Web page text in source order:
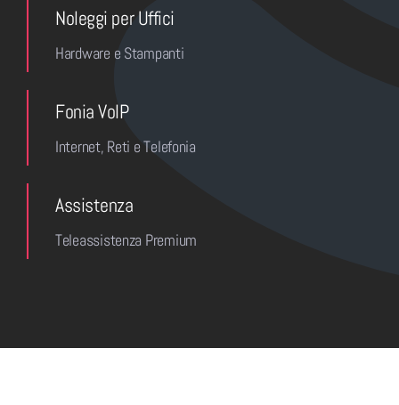
Noleggi per Uffici
Hardware e Stampanti
Fonia VoIP
Internet, Reti e Telefonia
Assistenza
Teleassistenza Premium